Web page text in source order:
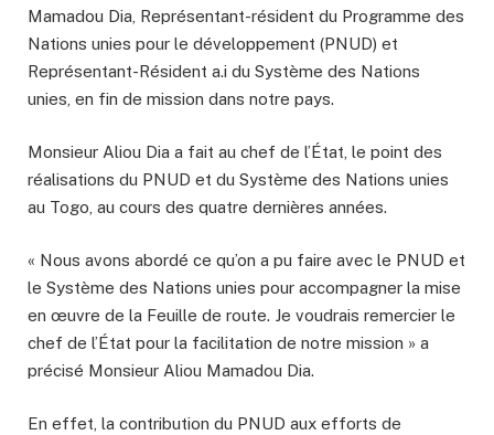
Mamadou Dia, Représentant-résident du Programme des
Nations unies pour le développement (PNUD) et
Représentant-Résident a.i du Système des Nations
unies, en fin de mission dans notre pays.
Monsieur Aliou Dia a fait au chef de l’État, le point des
réalisations du PNUD et du Système des Nations unies
au Togo, au cours des quatre dernières années.
« Nous avons abordé ce qu’on a pu faire avec le PNUD et
le Système des Nations unies pour accompagner la mise
en œuvre de la Feuille de route. Je voudrais remercier le
chef de l’État pour la facilitation de notre mission » a
précisé Monsieur Aliou Mamadou Dia.
En effet, la contribution du PNUD aux efforts de